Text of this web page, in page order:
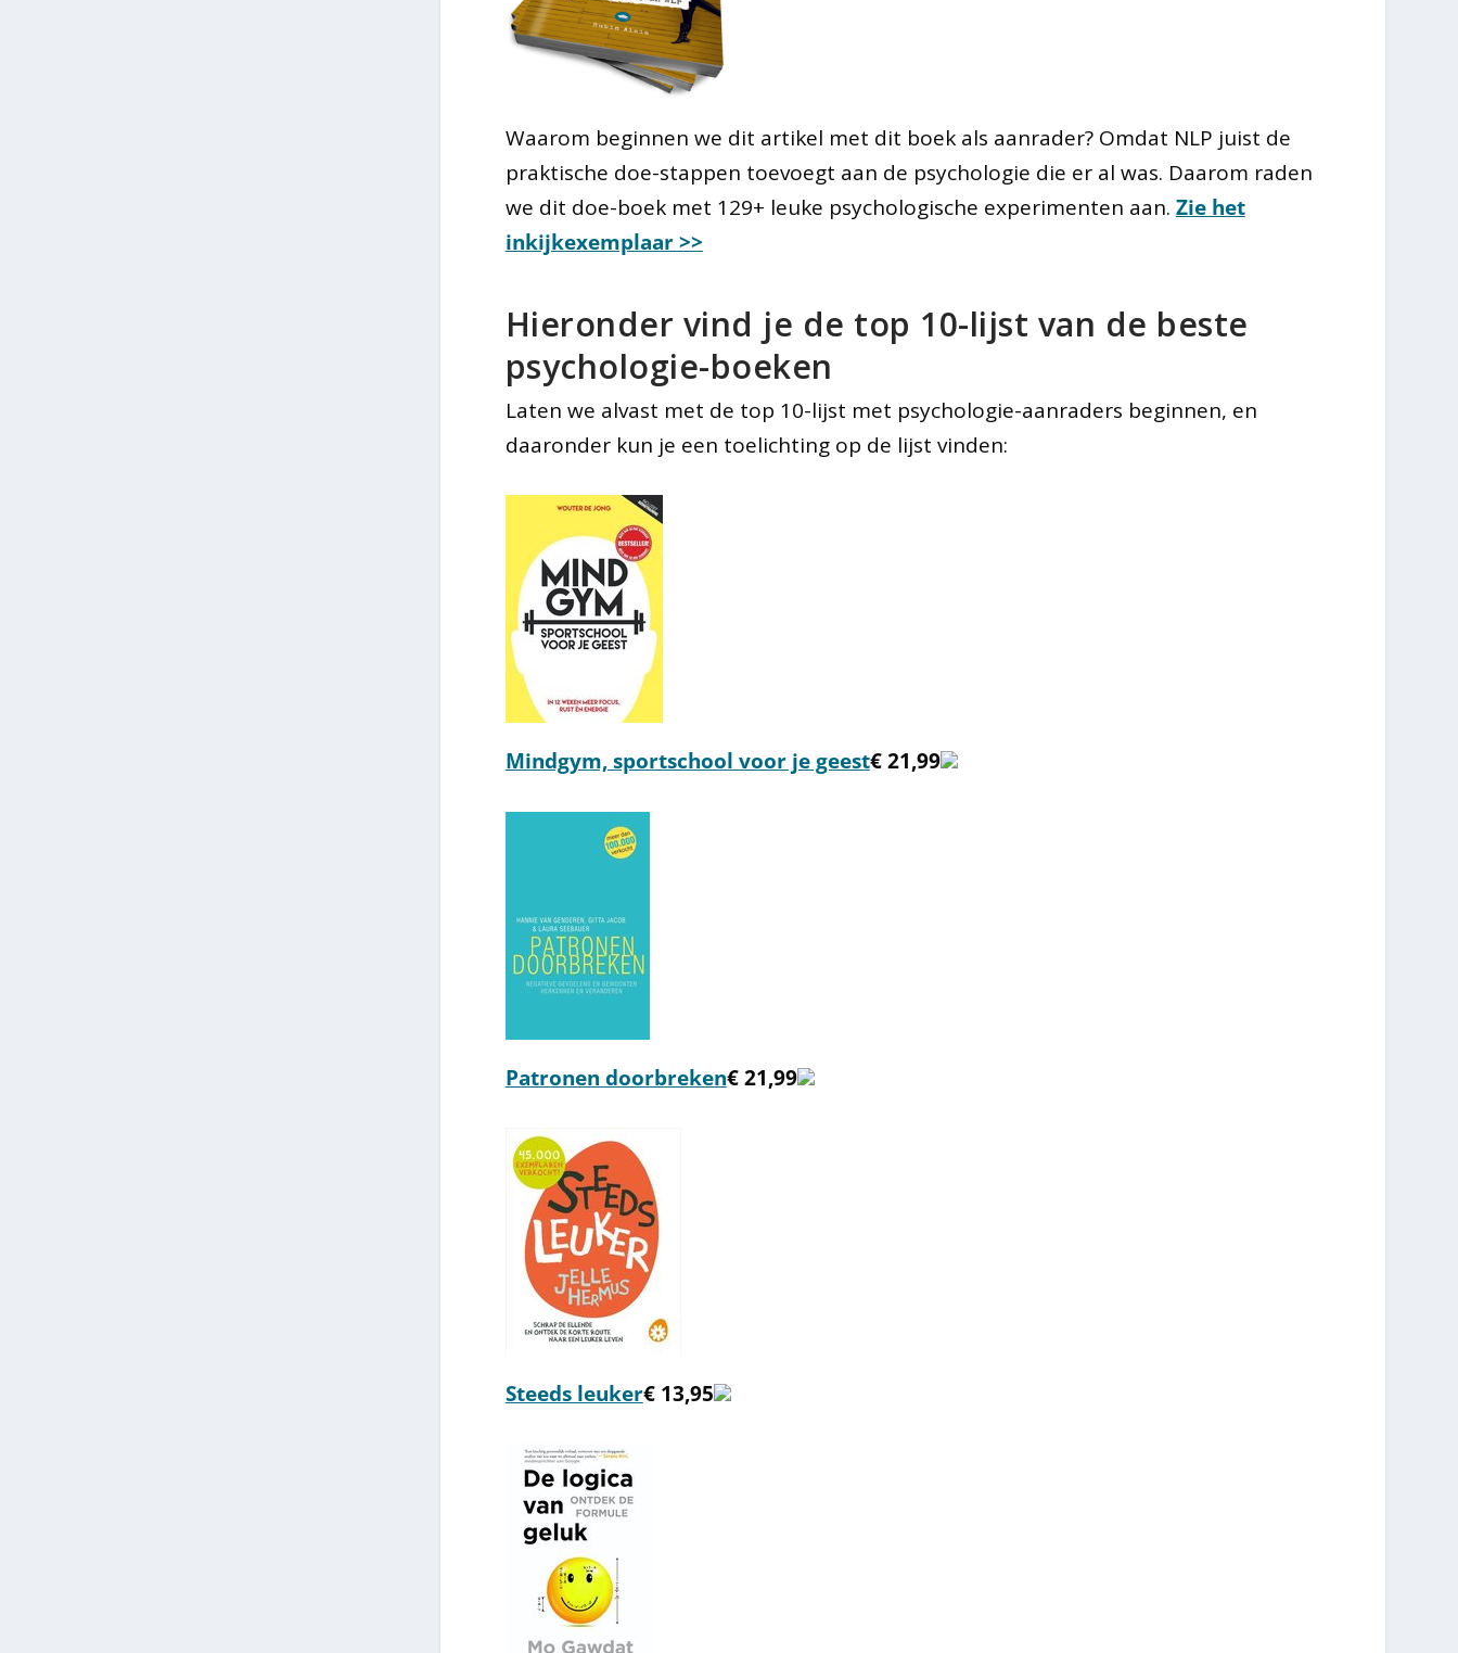
Waarom beginnen we dit artikel met dit boek als aanrader? Omdat NLP juist de
praktische doe-stappen toevoegt aan de psychologie die er al was. Daarom raden
we dit doe-boek met 129+ leuke psychologische experimenten aan. Zie het
inkijkexemplaar >>
Hieronder vind je de top 10-lijst van de beste
psychologie-boeken
Laten we alvast met de top 10-lijst met psychologie-aanraders beginnen, en
daaronder kun je een toelichting op de lijst vinden:
Mindgym, sportschool voor je geest€ 21,99
Patronen doorbreken€ 21,99
Steeds leuker€ 13,95